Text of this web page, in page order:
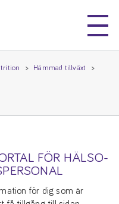
Hämmad tillväxt
FÖR HÄLSO-
för dig som är